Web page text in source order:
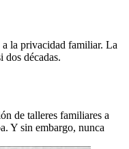
a la privacidad familiar. La
dos décadas.
de talleres familiares a
Y sin embargo, nunca